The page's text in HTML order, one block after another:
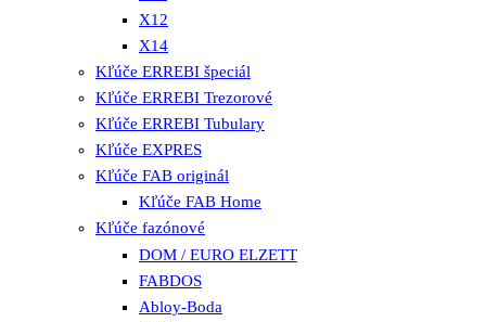
X12
X14
Kľúče ERREBI špeciál
Kľúče ERREBI Trezorové
Kľúče ERREBI Tubulary
Kľúče EXPRES
Kľúče FAB originál
Kľúče FAB Home
Kľúče fazónové
DOM / EURO ELZETT
FABDOS
Abloy-Boda